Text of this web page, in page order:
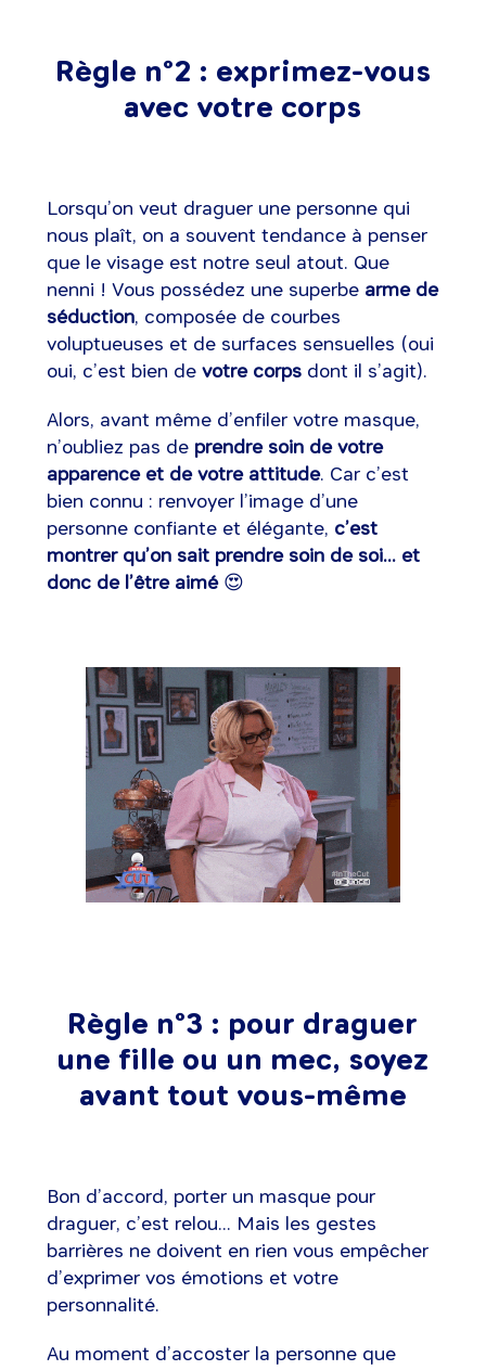
Règle n°2 : exprimez-vous
avec votre corps
Lorsqu’on veut draguer une personne qui
nous plaît, on a souvent tendance à penser
que le visage est notre seul atout. Que
nenni ! Vous possédez une superbe arme de
séduction, composée de courbes
voluptueuses et de surfaces sensuelles (oui
oui, c’est bien de votre corpsdont il s’agit).
Alors, avant même d’enfiler votre masque,
n’oubliez pas de prendre soin de votre
apparence et de votre attitude. Car c’est
bien connu : renvoyer l’image d’une
personne confiante et élégante, c’est
montrer qu’on sait prendre soin de soi... et
donc de l’être aimé😍
Règle n°3 : pour draguer
une fille ou un mec, soyez
avant tout vous-même
Bon d’accord, porter un masque pour
draguer, c’est relou... Mais les gestes
barrières ne doivent en rien vous empêcher
d’exprimer vos émotions et votre
personnalité.
Au moment d’accoster la personne que